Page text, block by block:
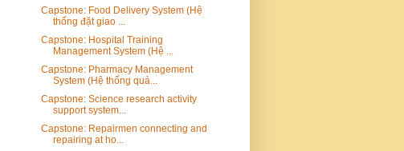
Capstone: Food Delivery System (Hệ
thống đặt giao ...
Capstone: Hospital Training
Management System (Hệ ...
Capstone: Pharmacy Management
System (Hệ thống quả...
Capstone: Science research activity
support system...
Capstone: Repairmen connecting and
repairing at ho...